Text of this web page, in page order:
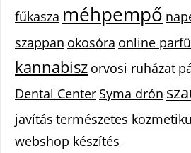
fűkasza méhpempő
szappan okosóra online
kannabisz orvosi ruházat
Dental Center Syma drón
javítás természetes
webshop készítés